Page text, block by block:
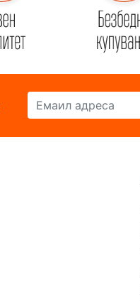
Емаил адреса